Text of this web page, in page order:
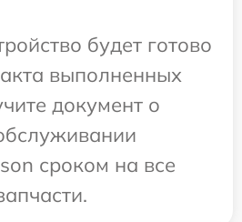
будет готово
выполненных
документ о
сроком на все